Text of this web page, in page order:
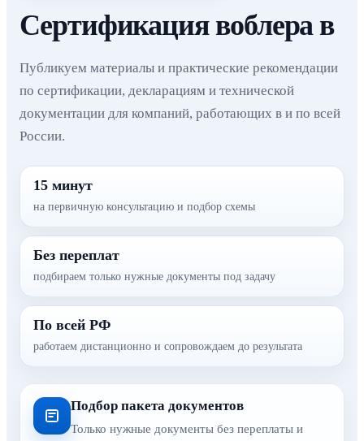
Сертификация воблера в
Публикуем материалы и практические рекомендации
по сертификации, декларациям и технической
документации для компаний, работающих в и по всей
России.
15 минут
на первичную консультацию и подбор схемы
Без переплат
подбираем только нужные документы под задачу
По всей РФ
работаем дистанционно и сопровождаем до результата
Подбор пакета документов
Только нужные документы без переплаты и